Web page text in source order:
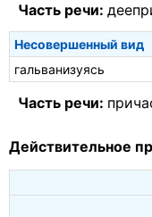
Часть речи:
Несовершенный вид
гальванизуясь
Часть речи:
Действительное